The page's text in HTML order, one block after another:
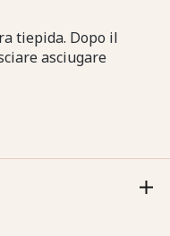
tiepida. Dopo il
asciugare